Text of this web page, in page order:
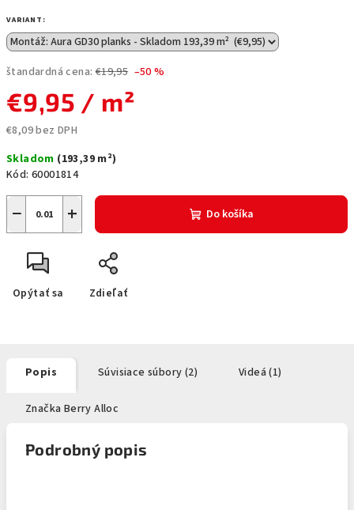
VARIANT:
štandardná cena: €19,95 –50 %
€9,95 / m²
€8,09 bez DPH
cena:
Skladom (193,39 m²)
Kód: 60001814
+
− Do košíka
Opýtať sa Zdieľať
Popis Súvisiace súbory (2) Videá (1)
Značka Berry Alloc
Podrobný popis